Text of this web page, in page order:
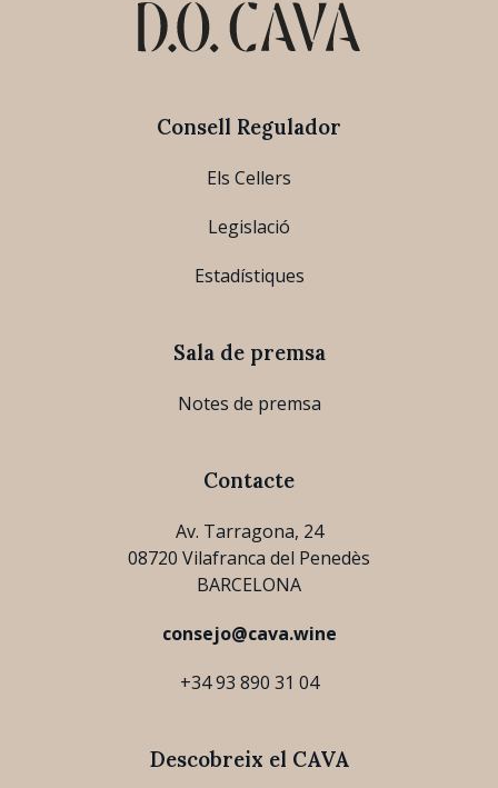
Consell Regulador
Els Cellers
Legislació
Estadístiques
Sala de premsa
Notes de premsa
Contacte
Av. Tarragona, 24
08720 Vilafranca del Penedès
BARCELONA
consejo@cava.wine
+34 93 890 31 04
Descobreix el CAVA